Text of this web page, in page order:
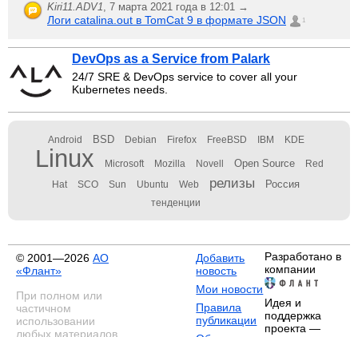
Kiri11.ADV1, 7 марта 2021 года в 12:01 →
Логи catalina.out в TomCat 9 в формате JSON 1
DevOps as a Service from Palark
24/7 SRE & DevOps service to cover all your
Kubernetes needs.
Android BSD Debian Firefox FreeBSD IBM KDE
Linux Microsoft Mozilla Novell Open Source Red
Hat SCO Sun Ubuntu Web релизы Россия
тенденции
© 2001—2026 АО
«Флант»
При полном или
частичном
использовании
любых материалов
Добавить
новость
Мои новости
Правила
публикации
Разработано в
компании
Идея и
поддержка
проекта —